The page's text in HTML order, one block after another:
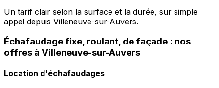
Un tarif clair selon la surface et la durée, sur simple
appel depuis Villeneuve-sur-Auvers.
Échafaudage fixe, roulant, de façade : nos
offres à Villeneuve-sur-Auvers
Location d'échafaudages